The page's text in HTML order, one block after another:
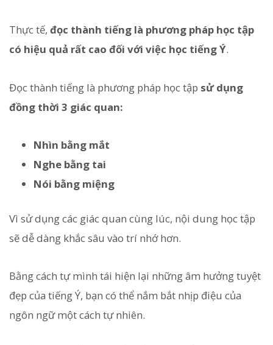
Thực tế, đọc thành tiếng là phương pháp học tập
có hiệu quả rất cao đối với việc học tiếng Ý.
Đọc thành tiếng là phương pháp học tập sử dụng
đồng thời 3 giác quan:
Nhìn bằng mắt
Nghe bằng tai
Nói bằng miệng
Vì sử dụng các giác quan cùng lúc, nội dung học tập
sẽ dễ dàng khắc sâu vào trí nhớ hơn.
Bằng cách tự mình tái hiện lại những âm hưởng tuyệt
đẹp của tiếng Ý, bạn có thể nắm bắt nhịp điệu của
ngôn ngữ một cách tự nhiên.